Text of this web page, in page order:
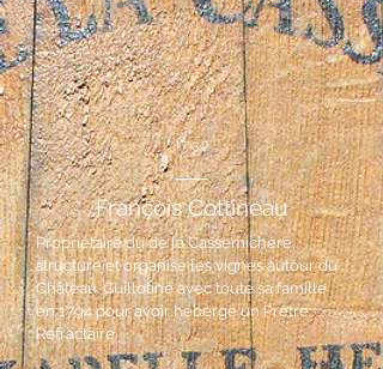
1732
François Cottineau
Propriétaire du de la Cassemichère,
structure et organise les vignes autour du
Château. Guillotiné avec toute sa famille
en 1794 pour avoir hébergé un Prêtre
Réfractaire.